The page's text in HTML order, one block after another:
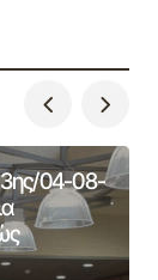
04-08-